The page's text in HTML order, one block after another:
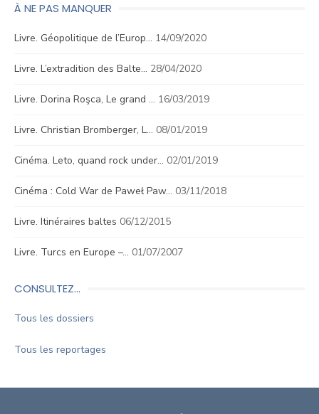
À NE PAS MANQUER
Livre. Géopolitique de l’Europ… 14/09/2020
Livre. L’extradition des Balte… 28/04/2020
Livre. Dorina Roşca, Le grand … 16/03/2019
Livre. Christian Bromberger, L… 08/01/2019
Cinéma. Leto, quand rock under… 02/01/2019
Cinéma : Cold War de Paweł Paw… 03/11/2018
Livre. Itinéraires baltes 06/12/2015
Livre. Turcs en Europe –… 01/07/2007
CONSULTEZ…
Tous les dossiers
Tous les reportages